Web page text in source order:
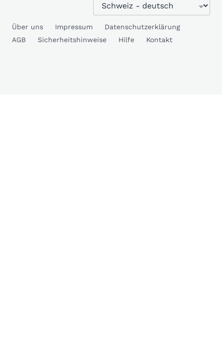
Über uns Impressum
Datenschutzerklärung
AGB
Sicherheitshinweise Hilfe Kontakt